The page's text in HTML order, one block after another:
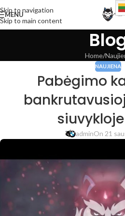
Skip to navigation
Skip to main content
MENU
Home
NAUJIENA
Pabėgimo
adminOn 21